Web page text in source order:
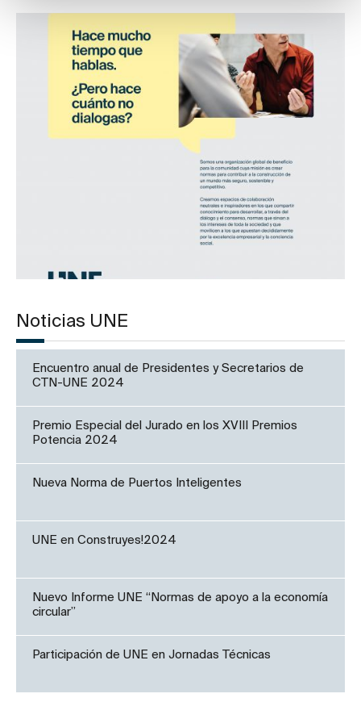
Noticias UNE
Encuentro anual de Presidentes y Secretarios de
CTN-UNE 2024
Premio Especial del Jurado en los XVIII Premios
Potencia 2024
Nueva Norma de Puertos Inteligentes
UNE en Construyes!2024
Nuevo Informe UNE “Normas de apoyo a la economía
circular”
Participación de UNE en Jornadas Técnicas